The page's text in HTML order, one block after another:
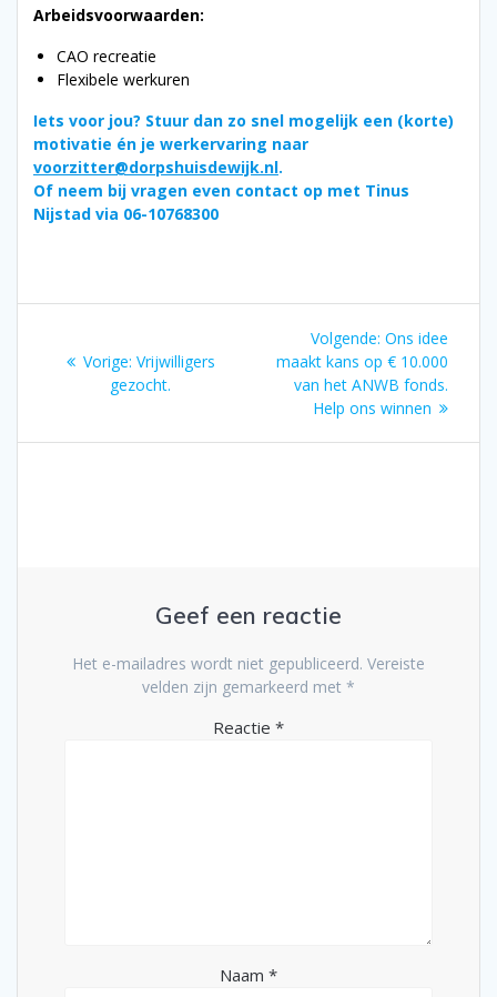
Arbeidsvoorwaarden:
CAO recreatie
Flexibele werkuren
Iets voor jou? Stuur dan zo snel mogelijk een (korte)
motivatie én je werkervaring naar
voorzitter@dorpshuisdewijk.nl.
Of neem bij vragen even contact op met Tinus
Nijstad via 06-10768300
navigatie
Vorige: Vorig
bericht:
Vrijwilligers
gezocht.
Volgende: Volgend
bericht:
Ons idee
maakt kans op € 10.000
van het ANWB fonds.
Help ons winnen
Geef een reactie
Het e-mailadres wordt niet gepubliceerd. Vereiste
velden zijn gemarkeerd met *
Reactie *
Naam *